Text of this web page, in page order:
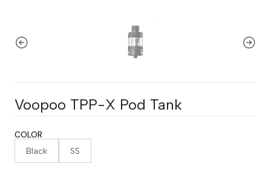
Voopoo TPP-X Pod Tank
COLOR
Black SS